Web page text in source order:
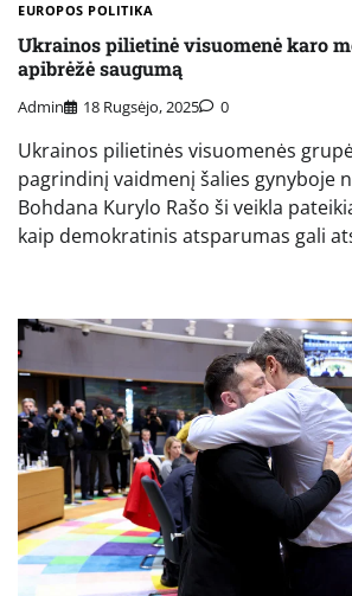
EUROPOS POLITIKA
Ukrainos pilietinė visuomenė karo
apibrėžė saugumą
Admin 18 Rugsėjo, 2025 0
Ukrainos pilietinės visuomenės
pagrindinį vaidmenį šalies gynyboje
Bohdana Kurylo Rašo ši veikla
kaip demokratinis atsparumas gali